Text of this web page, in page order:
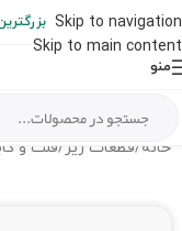
Skip to navigation
Skip to main content
از
منو
خانه /قطعات ریز /فلت و